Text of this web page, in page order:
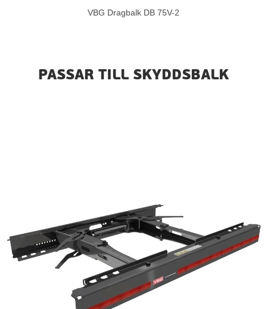
VBG Dragbalk DB 75V-2
PASSAR TILL SKYDDSBALK